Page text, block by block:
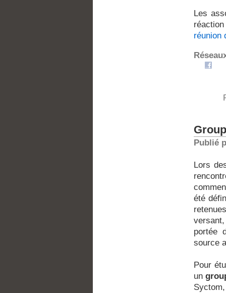
Les
réunion
Publié
Lors
été
portée
source
Pour
un